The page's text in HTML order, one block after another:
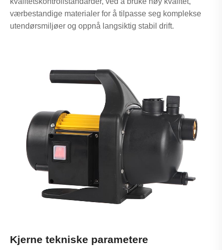
værbestandige materialer for å tilpasse seg komplekse
utendørsmiljøer og oppnå langsiktig stabil drift.
Kjerne tekniske parametere